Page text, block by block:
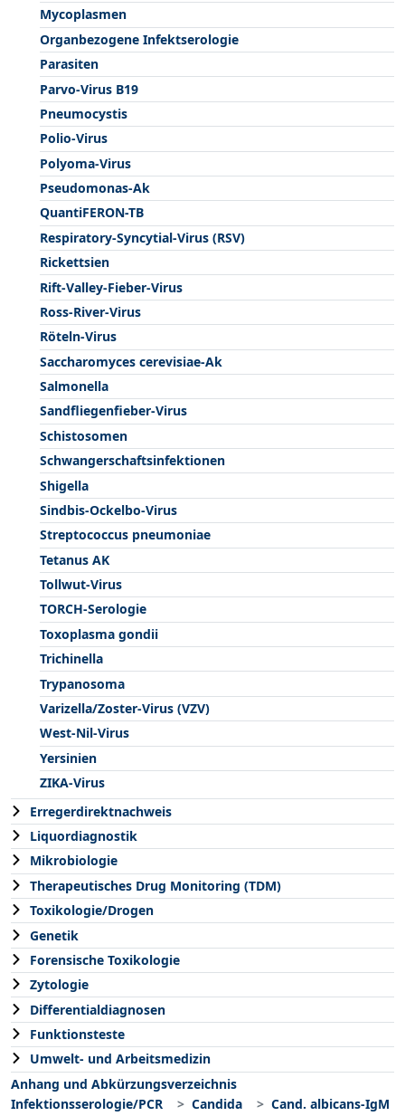
Mycoplasmen
Organbezogene Infektserologie
Parasiten
Parvo-Virus B19
Pneumocystis
Polio-Virus
Polyoma-Virus
Pseudomonas-Ak
QuantiFERON-TB
Respiratory-Syncytial-Virus (RSV)
Rickettsien
Rift-Valley-Fieber-Virus
Ross-River-Virus
Röteln-Virus
Saccharomyces cerevisiae-Ak
Salmonella
Sandfliegenfieber-Virus
Schistosomen
Schwangerschaftsinfektionen
Shigella
Sindbis-Ockelbo-Virus
Streptococcus pneumoniae
Tetanus AK
Tollwut-Virus
TORCH-Serologie
Toxoplasma gondii
Trichinella
Trypanosoma
Varizella/Zoster-Virus (VZV)
West-Nil-Virus
Yersinien
ZIKA-Virus
Erregerdirektnachweis
Liquordiagnostik
Mikrobiologie
Therapeutisches Drug Monitoring (TDM)
Toxikologie/Drogen
Genetik
Forensische Toxikologie
Zytologie
Differentialdiagnosen
Funktionsteste
Umwelt- und Arbeitsmedizin
Anhang und Abkürzungsverzeichnis
Infektionsserologie/PCR
Candida Cand. albicans-IgM